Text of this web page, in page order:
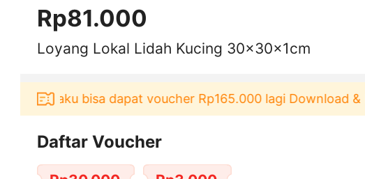
Rp81.000
Loyang Lokal Lidah Kucing 30x30x1cm
Akulaku bisa dapat voucher Rp165.000 lagi Download &
Daftar Voucher